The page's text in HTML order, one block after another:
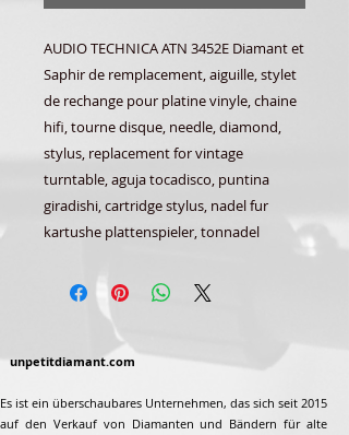
AUDIO TECHNICA ATN 3452E Diamant et
Saphir de remplacement, aiguille, stylet
de rechange pour platine vinyle, chaine
hifi, tourne disque, needle, diamond,
stylus, replacement for vintage
turntable, aguja tocadisco, puntina
giradishi, cartridge stylus, nadel fur
kartushe plattenspieler, tonnadel
unpetitdiamant.com
Es ist ein überschaubares Unternehmen, das sich seit 2015
auf den Verkauf von Diamanten und Bändern für alte